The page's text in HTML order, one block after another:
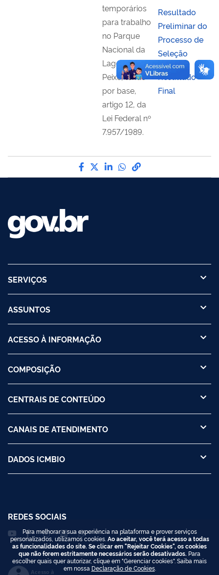
temporários
para trabalho
no Parque
Nacional da
Lagoa do
Peixe, tendo
por base,
artigo 12, da
Lei Federal nº
7.957/1989.
Resultado
Preliminar do
Processo de
Seleção
Resultado
Final
Compartilhe por Facebook
Compartilhe por Twitter
Compartilhe por
Compartilhe por
link para Copiar
SERVIÇOS
ASSUNTOS
ACESSO À INFORMAÇÃO
COMPOSIÇÃO
CENTRAIS DE CONTEÚDO
CANAIS DE ATENDIMENTO
DADOS ICMBIO
REDES SOCIAIS
Acesso à
Para melhorar a sua experiência na plataforma e prover serviços
personalizados, utilizamos cookies. Ao aceitar, você terá acesso a todas
as funcionalidades do site. Se clicar em "Rejeitar Cookies", os cookies
que não forem estritamente necessários serão desativados. Para
escolher quais quer autorizar, clique em "Gerenciar cookies". Saiba mais
em nossa Declaração de Cookies.